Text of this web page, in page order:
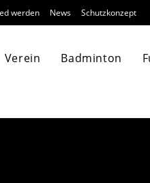
werden News Schutzkonzept
Verein Badminton